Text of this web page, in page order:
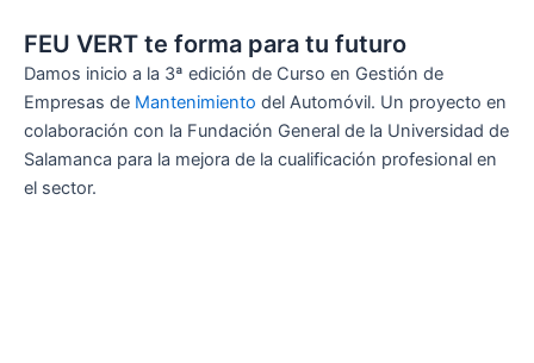
FEU VERT te forma para tu futuro
Damos inicio a la 3ª edición de Curso en Gestión de
Empresas de Mantenimiento del Automóvil. Un proyecto en
colaboración con la Fundación General de la Universidad de
Salamanca para la mejora de la cualificación profesional en
el sector.